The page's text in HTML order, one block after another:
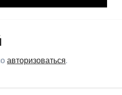
авторизоваться.